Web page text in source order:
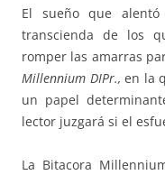
El sueño que
transcienda de los
romper las amarras
Millennium DIPr., en la
un papel
lector juzgará si el
La Bitacora